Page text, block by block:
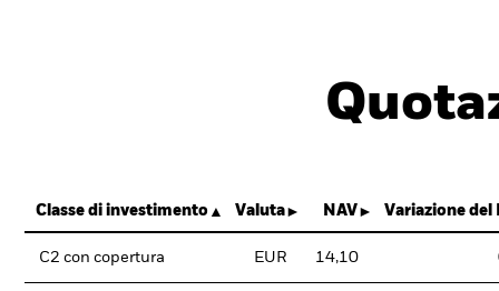
Classe di investimento Valuta NAV Variazione del
C2 con copertura EUR 14,10